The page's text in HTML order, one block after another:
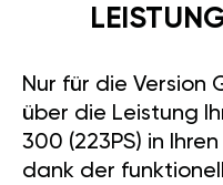
Nur für die Version
über die Leistung
300 (223PS) in
dank der